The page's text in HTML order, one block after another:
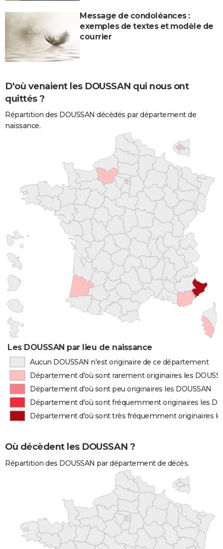
Message de condoléances :
exemples de textes et modèle de
courrier
D'où venaient les DOUSSAN qui nous ont
quittés ?
Répartition des DOUSSAN décédés par département de
naissance.
Les DOUSSAN par lieu de naissance
Aucun DOUSSAN n'est originaire de ce département
Département d'où sont rarement originaires les
Département d'où sont peu originaires les DOUSSAN
Département d'où sont fréquemment originaires les
Département d'où sont très fréquemment originaires
Où décèdent les DOUSSAN ?
Répartition des DOUSSAN par département de décès.